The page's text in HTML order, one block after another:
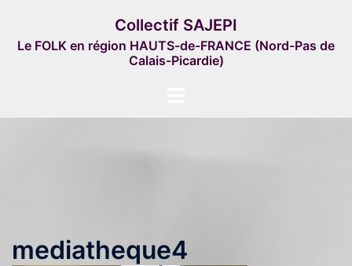
contenu
Collectif SAJEPI
Le FOLK en région HAUTS-de-FRANCE (Nord-Pas de
Calais-Picardie)
mediatheque4